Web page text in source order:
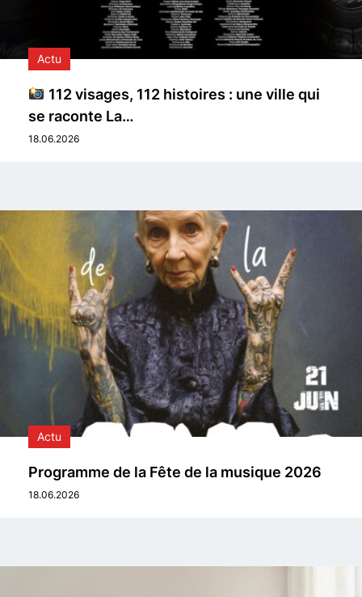
Actu
112 visages, 112 histoires : une ville qui
se raconte La…
18.06.2026
Actu
Programme de la Fête de la musique 2026
18.06.2026